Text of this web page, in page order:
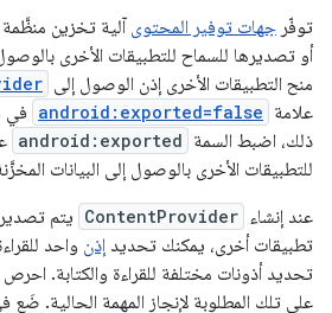
توفّر جهات توفير المحتوى آلية تخزين
أو تصديرها للسماح للتطبيقات الأخرى
منح التطبيقات الأخرى إذن الوصول إلى
علامة android:exported=false في
ذلك، اضبط السمة android:exported
للتطبيقات الأخرى بالوصول إلى البيانات
عند إنشاء ContentProvider يتم
تطبيقات أخرى، يمكنك تحديد إذن واحد
تحديد أذونات مختلفة للقراءة والكتابة.
على تلك المطلوبة لإنجاز المهمة الحالية. ضَع